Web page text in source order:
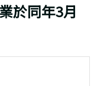
於同年3月